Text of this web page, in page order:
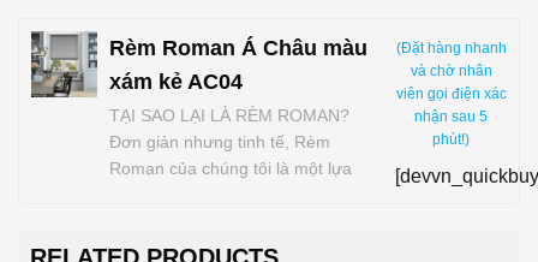
Rèm Roman Á Châu màu
xám kẻ AC04
TẠI SAO LẠI LÀ RÈM ROMAN?
Đơn giản nhưng tinh tế, Rèm
Roman của chúng tôi là một lựa
thời gian này hoạt động tốt với cả
(Đặt hàng nhanh
và chờ nhân
viên gọi điện xác
nhận sau 5
phút!)